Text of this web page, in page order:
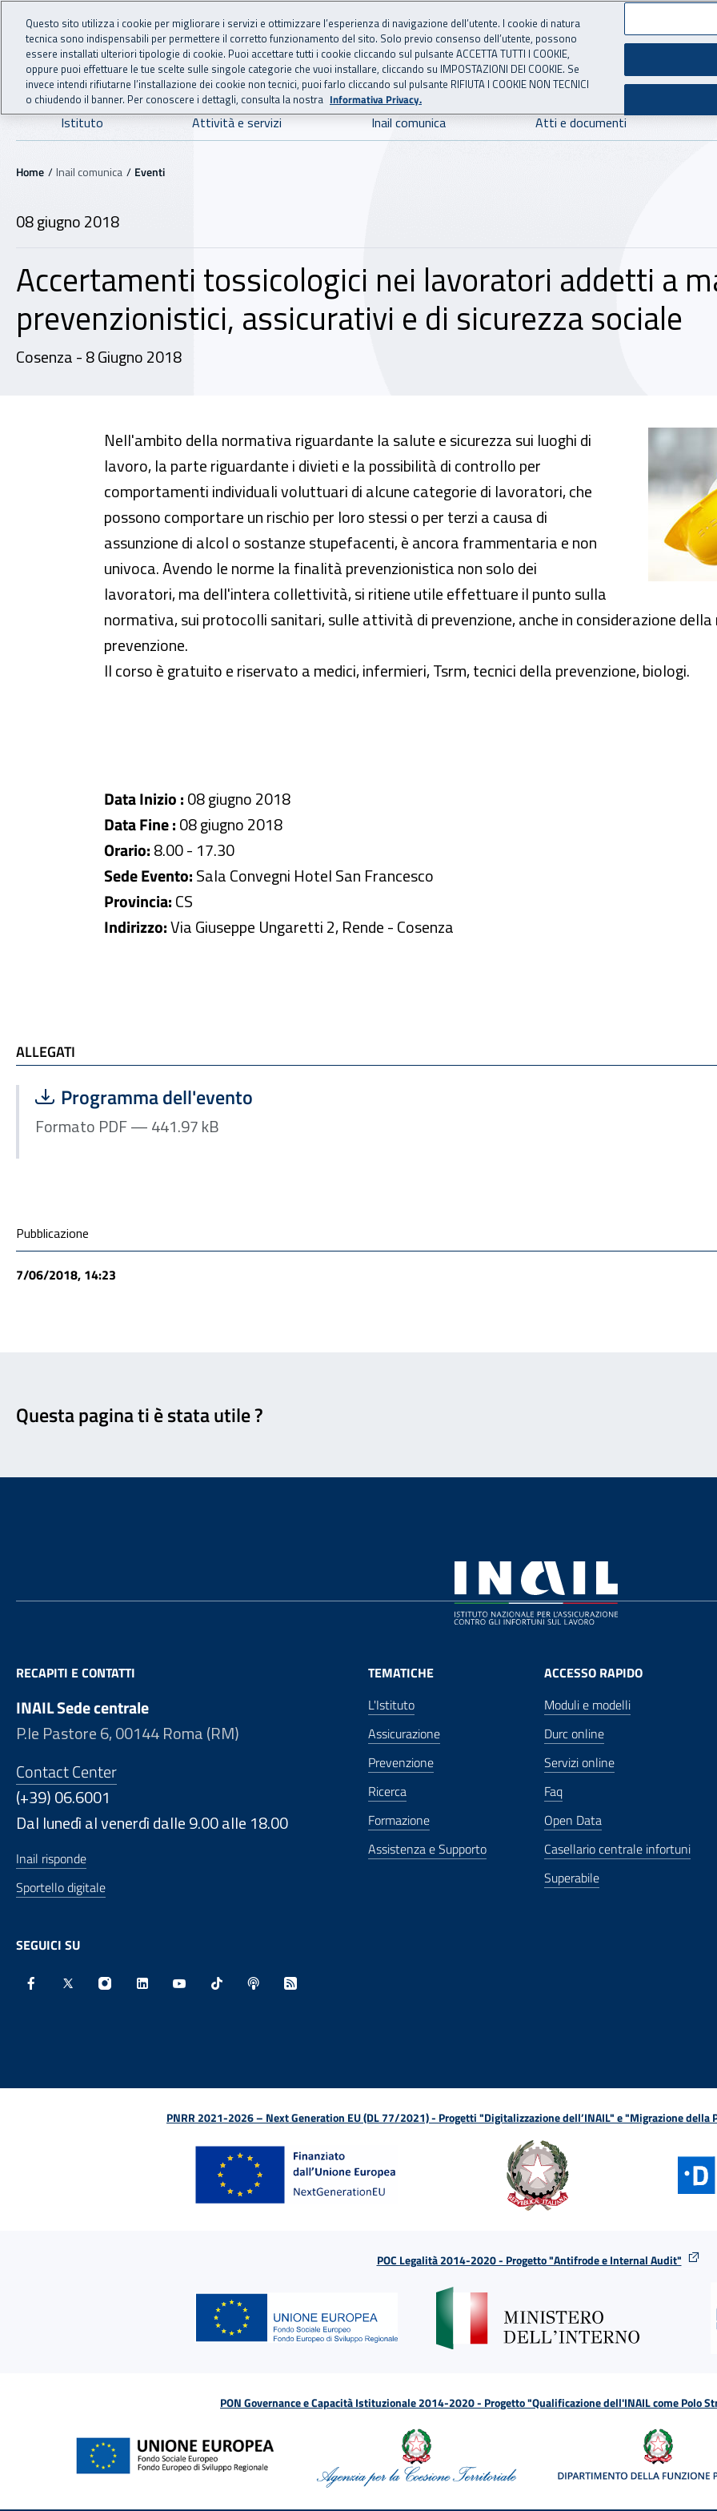
Vai al menu principale
Vai al contenuto principale
INAIL - Istituto Nazionale per l'Assicurazione
Navigazione principale
Istituto Attività e servizi Inail comunica Atti e documenti
Navigazione - Ti trovi in:
Home Inail comunica Eventi
08 giugno 2018
Accertamenti tossicologici nei lavoratori addetti a
prevenzionistici, assicurativi e di sicurezza sociale
Cosenza - 8 Giugno 2018
Accertamenti tossicologici nei lavoratori addetti a mansioni a rischio.
Nell'ambito della normativa riguardante la salute e sicurezza sui luoghi di
lavoro, la parte riguardante i divieti e la possibilità di controllo per
comportamenti individuali voluttuari di alcune categorie di lavoratori, che
possono comportare un rischio per loro stessi o per terzi a causa di
assunzione di alcol o sostanze stupefacenti, è ancora frammentaria e non
univoca. Avendo le norme la finalità prevenzionistica non solo dei
lavoratori, ma dell'intera collettività, si ritiene utile effettuare il punto sulla
normativa, sui protocolli sanitari, sulle attività di prevenzione, anche in considerazione
prevenzione.
Il corso è gratuito e riservato a medici, infermieri, Tsrm, tecnici della prevenzione, biologi.
Data Inizio :08 giugno 2018
Data Fine :08 giugno 2018
Orario:8.00 - 17.30
Sede Evento:Sala Convegni Hotel San Francesco
Provincia:CS
Indirizzo:Via Giuseppe Ungaretti 2, Rende - Cosenza
ALLEGATI
ALLEGATI
Scarica file:
Programma dell'evento
Formato PDF — 441.97 kB
Condivisione social
Pubblicazione
7/06/2018, 14:23
Questa pagina ti è stata utile ?
RECAPITI E CONTATTI
INAIL Sede centrale
P.le Pastore 6, 00144 Roma (RM)
Contact Center
(+39) 06.6001
Dal lunedì al venerdì dalle 9.00 alle 18.00
Inail risponde
Sportello digitale
SEGUICI SU
TEMATICHE
L'Istituto
Assicurazione
Prevenzione
Ricerca
Formazione
Assistenza e Supporto
ACCESSO RAPIDO
Moduli e modelli
Durc online
Servizi online
Faq
Open Data
Casellario centrale infortuni
Superabile
PNRR 2021-2026 – Next Generation EU (DL 77/2021) - Progetti "Digitalizzazione dell’INAIL" e "Migrazione della
POC Legalità 2014-2020 - Progetto "Antifrode e Internal Audit"
PON Governance e Capacità Istituzionale 2014-2020 - Progetto "Qualificazione dell'INAIL come Polo
Questo sito utilizza i cookie per migliorare i servizi e ottimizzare l’esperienza di navigazione dell’utente. I cookie di natura
tecnica sono indispensabili per permettere il corretto funzionamento del sito. Solo previo consenso dell’utente, possono
essere installati ulteriori tipologie di cookie. Puoi accettare tutti i cookie cliccando sul pulsante ACCETTA TUTTI I COOKIE,
oppure puoi effettuare le tue scelte sulle singole categorie che vuoi installare, cliccando su IMPOSTAZIONI DEI COOKIE. Se
invece intendi rifiutarne l’installazione dei cookie non tecnici, puoi farlo cliccando sul pulsante RIFIUTA I COOKIE NON TECNICI
o chiudendo il banner. Per conoscere i dettagli, consulta la nostra Informativa Privacy.